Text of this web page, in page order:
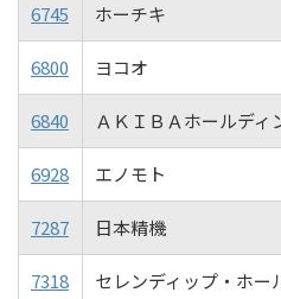
6745 ホーチキ
6800 ヨコオ
6840 ＡＫＩＢＡホールディ
6928 エノモト
7287 日本精機
7318 セレンディップ・ホー